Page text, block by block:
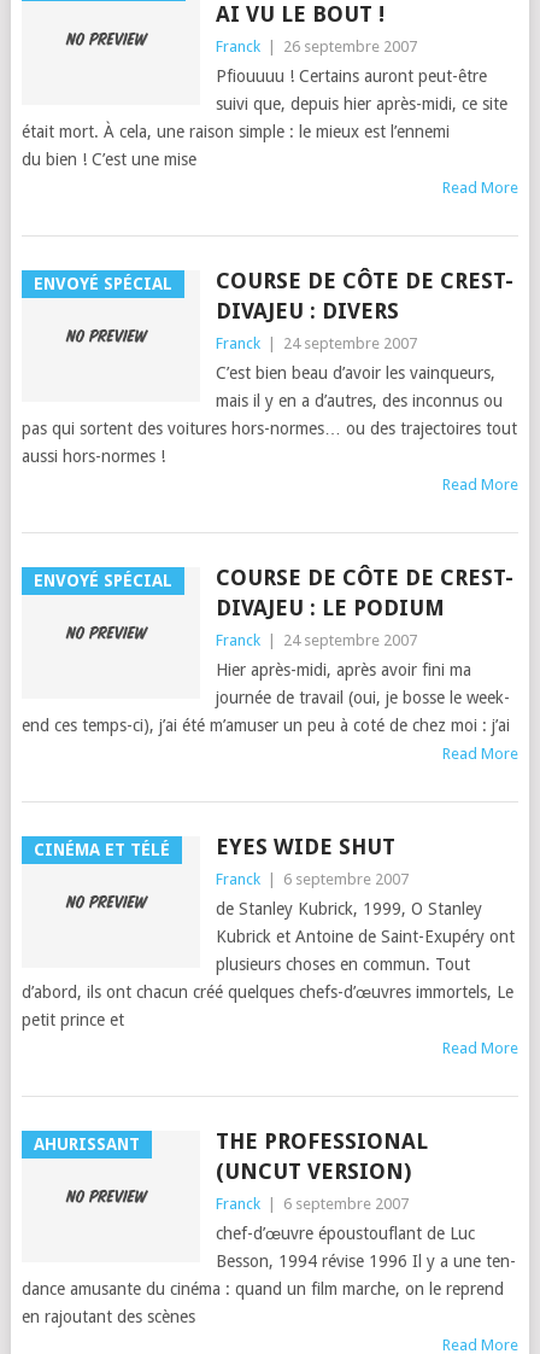
AI VU LE BOUT !
Franck 26 septembre 2007
Pfiou­u­uu ! Cer­tains auront peut-être
suivi que, depuis hier après-midi, ce site
était mort. À cela, une rai­son sim­ple : le mieux est l’en­ne­mi
du bien ! C’est une mise
Read More
ENVOYÉ SPÉCIAL
COURSE DE CÔTE DE CREST-
DIVAJEU : DIVERS
Franck 24 septembre 2007
C’est bien beau d’avoir les vain­queurs,
mais il y en a d’autres, des incon­nus ou
pas qui sor­tent des voitures hors-normes… ou des tra­jec­toires tout
aus­si hors-normes !
Read More
ENVOYÉ SPÉCIAL
COURSE DE CÔTE DE CREST-
DIVAJEU : LE PODIUM
Franck 24 septembre 2007
Hier après-midi, après avoir fini ma
journée de tra­vail (oui, je bosse le week-
end ces temps-ci), j’ai été m’a­muser un peu à coté de chez moi : j’ai
Read More
CINÉMA ET TÉLÉ EYES WIDE SHUT
Franck 6 septembre 2007
de Stan­ley Kubrick, 1999, O Stan­ley
Kubrick et Antoine de Saint-Exupéry ont
plusieurs choses en commun. Tout
d’abord, ils ont cha­cun créé quelques chefs-d’œu­vres immor­tels, Le
petit prince et
Read More
AHURISSANT
THE PROFESSIONAL
(UNCUT VERSION)
Franck 6 septembre 2007
chef-d’œu­vre épous­tou­flant de Luc
Besson, 1994 révise 1996 Il y a une ten­
dance amu­sante du ciné­ma : quand un film marche, on le reprend
en rajoutant des scènes
Read More